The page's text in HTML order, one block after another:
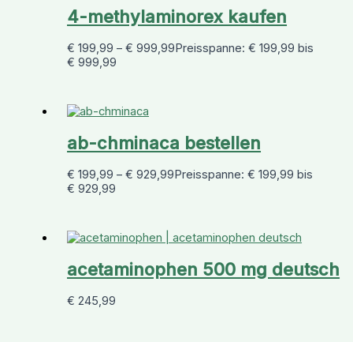
4-methylaminorex kaufen
€ 199,99 –€ 999,99Preisspanne: € 199,99 bis
€ 999,99
ab-chminaca bestellen
€ 199,99 –€ 929,99Preisspanne: € 199,99 bis
€ 929,99
acetaminophen 500 mg deutsch
€ 245,99